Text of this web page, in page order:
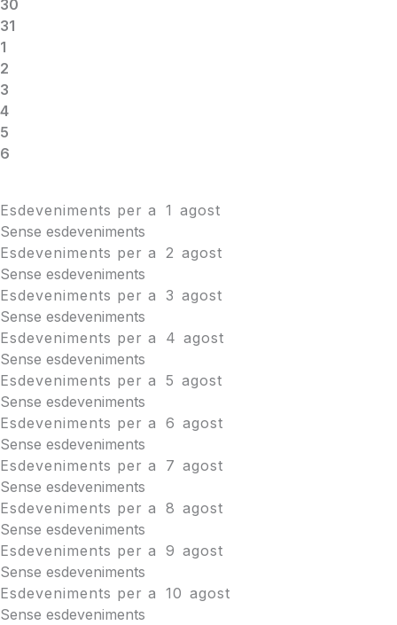
30
31
1
2
3
4
5
6
Esdeveniments per a 1 agost
Sense esdeveniments
Esdeveniments per a
2 agost
Sense esdeveniments
Esdeveniments per a 3 agost
Sense esdeveniments
Esdeveniments per a
4 agost
Sense esdeveniments
Esdeveniments per a 5 agost
Sense esdeveniments
Esdeveniments per a 6 agost
Sense esdeveniments
Esdeveniments per a
7 agost
Sense esdeveniments
Esdeveniments per a 8 agost
Sense esdeveniments
Esdeveniments per a 9 agost
Sense esdeveniments
Esdeveniments per a 10 agost
Sense esdeveniments